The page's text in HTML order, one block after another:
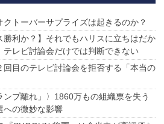
クトーバーサプライズは起きるのか？
勝利か？】それでもハリスに立ちはだか
テレビ討論会だけでは判断できない
回目のテレビ討論会を拒否する「本当の
ンプ離れ」〉1860万もの組織票を失う
への微妙な影響